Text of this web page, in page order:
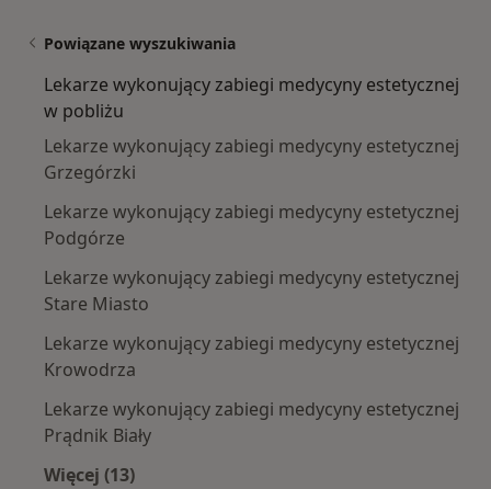
Powiązane wyszukiwania
Lekarze wykonujący zabiegi medycyny estetycznej
w pobliżu
Lekarze wykonujący zabiegi medycyny estetycznej
Grzegórzki
Lekarze wykonujący zabiegi medycyny estetycznej
Podgórze
Lekarze wykonujący zabiegi medycyny estetycznej
Stare Miasto
Lekarze wykonujący zabiegi medycyny estetycznej
Krowodrza
Lekarze wykonujący zabiegi medycyny estetycznej
Prądnik Biały
Więcej (13)